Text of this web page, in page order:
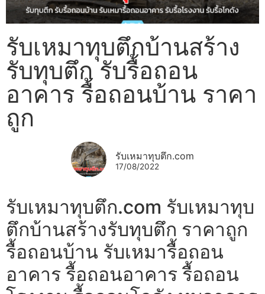
รับเหมาทุบตึกบ้านสร้าง
รับทุบตึก รับรื้อถอน
อาคาร รื้อถอนบ้าน ราคา
ถูก
รับเหมาทุบตึก.com
17/08/2022
รับเหมาทุบตึก.com รับเหมาทุบ
ตึกบ้านสร้างรับทุบตึก ราคาถูก
รื้อถอนบ้าน รับเหมารื้อถอน
อาคาร รื้อถอนอาคาร รื้อถอน